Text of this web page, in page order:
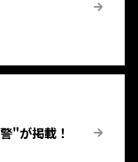
"が掲載！